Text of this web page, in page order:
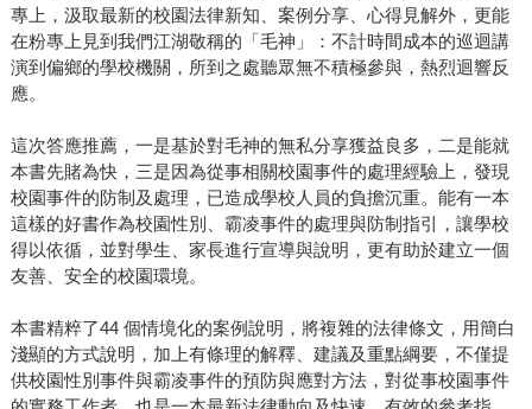
專上，汲取最新的校園法律新知、案例分享、心得見解外，更能
在粉專上見到我們江湖敬稱的「毛神」：不計時間成本的巡迴講
演到偏鄉的學校機關，所到之處聽眾無不積極參與，熱烈迴響反
應。
這次答應推薦，一是基於對毛神的無私分享獲益良多，二是能就
本書先賭為快，三是因為從事相關校園事件的處理經驗上，發現
校園事件的防制及處理，已造成學校人員的負擔沉重。能有一本
這樣的好書作為校園性別、霸凌事件的處理與防制指引，讓學校
得以依循，並對學生、家長進行宣導與說明，更有助於建立一個
友善、安全的校園環境。
本書精粹了44 個情境化的案例說明，將複雜的法律條文，用簡白
淺顯的方式說明，加上有條理的解釋、建議及重點綱要，不僅提
供校園性別事件與霸凌事件的預防與應對方法，對從事校園事件